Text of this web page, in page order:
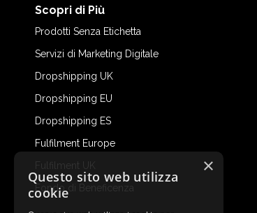
Scopri di Più
Prodotti Senza Etichetta
Servizi di Marketing Digitale
Dropshipping UK
Dropshipping EU
Dropshipping ES
Fulfilment Europe
Fulfilment UK
Fondo di Beneficenza
×
Questo sito web utilizza
cookie